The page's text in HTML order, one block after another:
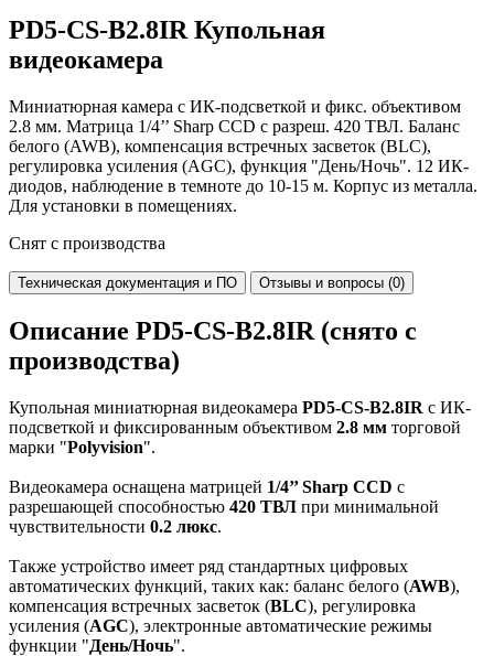
PD5-CS-B2.8IR Купольная
видеокамера
Миниатюрная камера с ИК-подсветкой и фикс. объективом
2.8 мм. Матрица 1/4’’ Sharp CCD с разреш. 420 ТВЛ. Баланс
белого (AWB), компенсация встречных засветок (BLC),
регулировка усиления (AGC), функция "День/Ночь". 12 ИК-
диодов, наблюдение в темноте до 10-15 м. Корпус из металла.
Для установки в помещениях.
Снят с производства
Техническая документация и ПО Отзывы и вопросы (0)
Описание PD5-CS-B2.8IR (снято с
производства)
Купольная миниатюрная видеокамера PD5-CS-B2.8IR с ИК-
подсветкой и фиксированным объективом 2.8 мм торговой
марки "Polyvision".
Видеокамера оснащена матрицей 1/4’’ Sharp CCD с
разрешающей способностью 420 ТВЛ при минимальной
чувствительности 0.2 люкс.
Также устройство имеет ряд стандартных цифровых
автоматических функций, таких как: баланс белого (AWB),
компенсация встречных засветок (BLC), регулировка
усиления (AGC), электронные автоматические режимы
функции "День/Ночь".